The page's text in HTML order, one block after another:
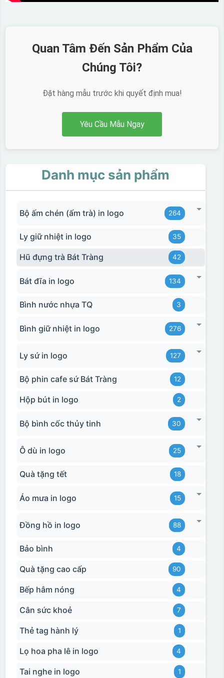
Hộp xi ly sứ
Quan Tâm Đến Sản Phẩm Của
Chúng Tôi?
Đặt hàng mẫu trước khi quyết định mua!
Yêu Cầu Mẫu Ngay
Danh mục sản phẩm
Bộ ấm chén (ấm trà) in logo 264
Ly giữ nhiệt in logo 35
Hũ đựng trà Bát Tràng 42
Bát đĩa in logo 134
Bình nước nhựa TQ 3
Bình giữ nhiệt in logo 276
Ly sứ in logo 127
Bộ phin cafe sứ Bát Tràng 12
Hộp bút in logo 2
Bộ bình cốc thủy tinh 30
Ô dù in logo 25
Quà tặng tết 18
Áo mưa in logo 15
Đồng hồ in logo 88
Bảo bình 4
Quà tặng cao cấp 90
Bếp hâm nóng 4
Cân sức khoẻ 7
Thẻ tag hành lý 1
Lọ hoa pha lê in logo 4
Tai nghe in logo 1